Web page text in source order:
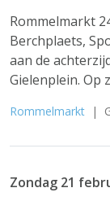
Rommelmarkt
Berchplaets,
aan de
Gielenplein. Op
Rommelmarkt |
Zondag 21